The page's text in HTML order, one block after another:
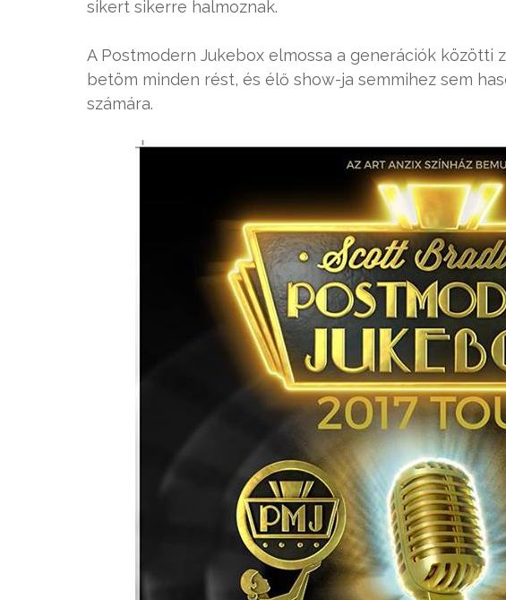
sikert sikerre halmoznak.
A Postmodern Jukebox elmossa a generációk közötti
betöm minden rést, és élő show-ja semmihez sem
számára.